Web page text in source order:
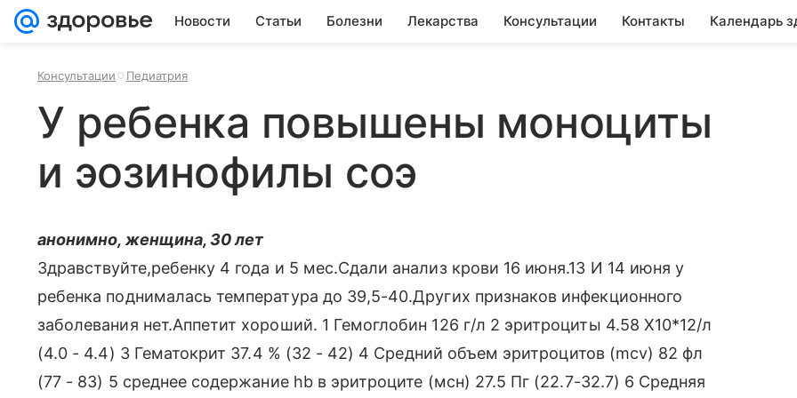
Новости Статьи Болезни Лекарства Консультации Контакты Календарь
Консультации Педиатрия
У ребенка повышены моноциты
и эозинофилы соэ
анонимно, женщина, 30 лет
Здравствуйте,ребенку 4 года и 5 мес.Сдали анализ крови 16 июня.13 И 14 июня у
ребенка поднималась температура до 39,5-40.Других признаков инфекционного
заболевания нет.Аппетит хороший. 1 Гемоглобин 126 г/л 2 эритроциты 4.58 X10*12/л
(4.0 - 4.4) 3 Гематокрит 37.4 % (32 - 42) 4 Средний объем эритроцитов (mcv) 82 фл
(77 - 83) 5 среднее содержание hb в эритроците (мсн) 27.5 Пг (22.7-32.7) 6 Средняя